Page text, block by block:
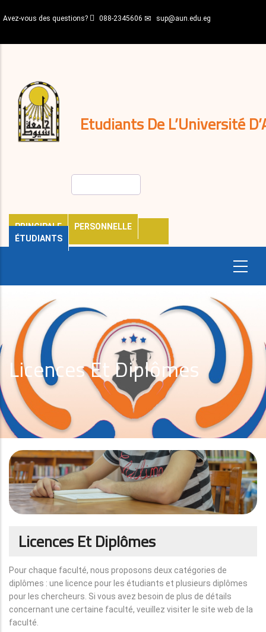
au
principal
Avez-vous des questions? 088-2345606 sup@aun.edu.eg
Etudiants De L’Université
PRINCIPALE
PERSONNELLE
ÉTUDIANTS
décisions
Expatriés
Journal
Licences Et Diplômes
Licences Et Diplômes
Pour chaque faculté, nous proposons deux catégories de
diplômes : une licence pour les étudiants et plusieurs diplômes
pour les chercheurs. Si vous avez besoin de plus de détails
concernant une certaine faculté, veuillez visiter le site web de la
faculté.